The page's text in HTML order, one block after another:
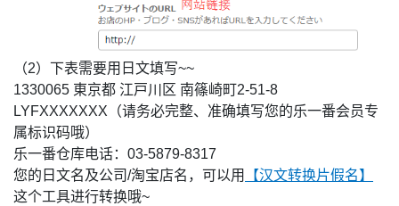
（2）下表需要用日文填写~~
1330065 東京都 江戸川区 南篠崎町2-51-8
LYFXXXXXXX（请务必完整、准确填写您的乐一番会员专
属标识码哦）
乐一番仓库电话：03-5879-8317
您的日文名及公司/淘宝店名，可以用
【汉文转换片假名】
这个工具进行转换哦~